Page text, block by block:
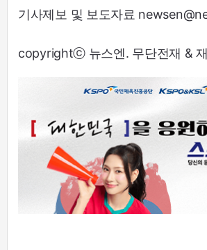
기사제보 및 보도자료
copyrightⓒ 뉴스엔. 무단전재 &